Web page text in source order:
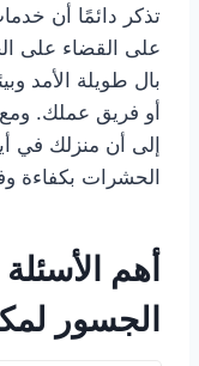
تذكر دائمًا أن
على القضاء على
بال طويلة الأمد
أو فريق عملك.
إلى أن منزلك في
الحشرات بكفاءة
أهم
الجسور